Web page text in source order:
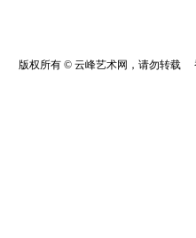
版权所有 © 云峰艺术网，请勿转载